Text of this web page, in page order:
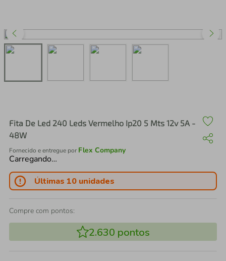
Fita De Led 240 Leds Vermelho Ip20 5 Mts 12v 5A -
48W
Fornecido e entregue por Flex Company
Carregando…
Últimas 10 unidades
Compre com pontos:
2.630 pontos
perfume